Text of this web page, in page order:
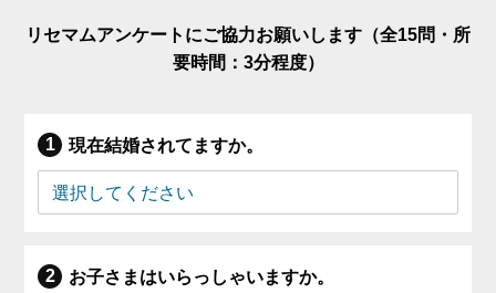
リセマムアンケートにご協力お願いします（全15問・所
要時間：3分程度）
現在結婚されてますか。
お子さまはいらっしゃいますか。